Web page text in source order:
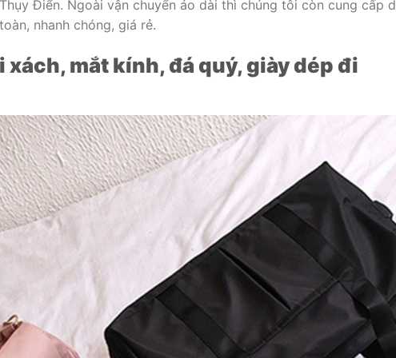
Điển. Ngoài vận chuyển áo dài thì chúng tôi còn cung cấp
nhanh chóng, giá rẻ.
mắt kính, đá quý, giày dép đi